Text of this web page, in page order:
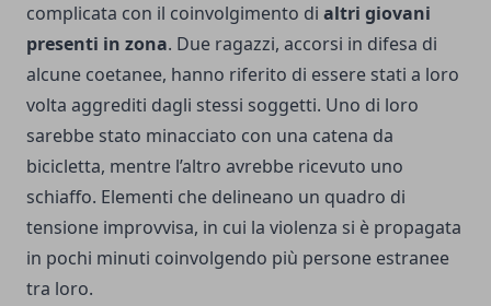
complicata con il coinvolgimento di altri giovani
presenti in zona. Due ragazzi, accorsi in difesa di
alcune coetanee, hanno riferito di essere stati a loro
volta aggrediti dagli stessi soggetti. Uno di loro
sarebbe stato minacciato con una catena da
bicicletta, mentre l’altro avrebbe ricevuto uno
schiaffo. Elementi che delineano un quadro di
tensione improvvisa, in cui la violenza si è propagata
in pochi minuti coinvolgendo più persone estranee
tra loro.